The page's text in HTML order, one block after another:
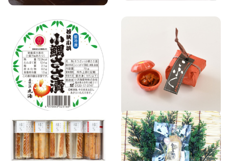
小鯛のささ漬け
小浜海産物株式会社（若狭小
浜 丸海）
水産加工品
冷凍・冷蔵食品
福井県
越前仕立て汐うに
天たつ
福井県
棒S（ぼうず）シリーズ
水産加工品
冷凍・冷蔵食品
富山県
ふぐのこ糠漬
水産加工品
冷凍・冷蔵食品
石川県